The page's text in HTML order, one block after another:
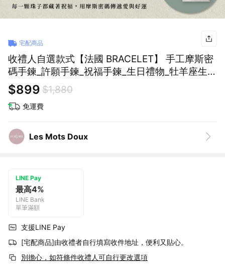
宅配商品
收禮人自選款式【法國 BRACELET】 手工摩斯密
碼手鍊_許願手鍊_祝福手鍊_生日禮物_牡羊座生日
快樂_手工飾品_任選專屬禮物
$899 $1,880
免運費
Les Mots Doux
LINE Pay
最高4%
LINE Bank
單筆滿額
支援LINE Pay
[宅配商品]由收禮者自行填寫收件地址，便利又貼心。
別擔心，如符條件收禮人可自行更改選項